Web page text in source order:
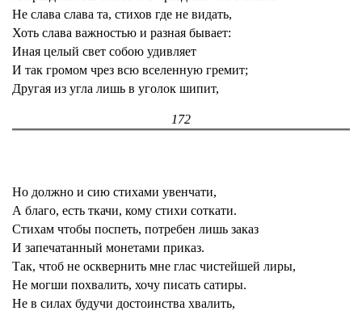
Не слава слава та, стихов где не видать,
Хоть слава важностью и разная бывает:
Иная целый свет собою удивляет
И так громом чрез всю вселенную гремит;
Другая из угла лишь в уголок шипит,
172
Но должно и сию стихами увенчати,
А благо, есть ткачи, кому стихи соткати.
Стихам чтобы поспеть, потребен лишь заказ
И запечатанный монетами приказ.
Так, чтоб не осквернить мне глас чистейшей лиры,
Не могши похвалить, хочу писать сатиры.
Не в силах будучи достоинства хвалить,